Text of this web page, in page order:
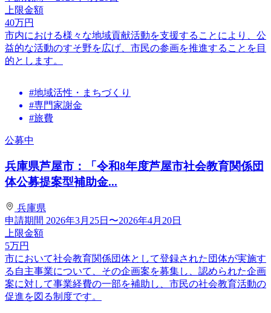
上限金額
40万円
市内における様々な地域貢献活動を支援することにより、公
益的な活動のすそ野を広げ、市民の参画を推進することを目
的とします。
#地域活性・まちづくり
#専門家謝金
#旅費
公募中
兵庫県芦屋市：「令和8年度芦屋市社会教育関係団
体公募提案型補助金...
兵庫県
申請期間 2026年3月25日〜2026年4月20日
上限金額
5万円
市において社会教育関係団体として登録された団体が実施す
る自主事業について、その企画案を募集し、認められた企画
案に対して事業経費の一部を補助し、市民の社会教育活動の
促進を図る制度です。